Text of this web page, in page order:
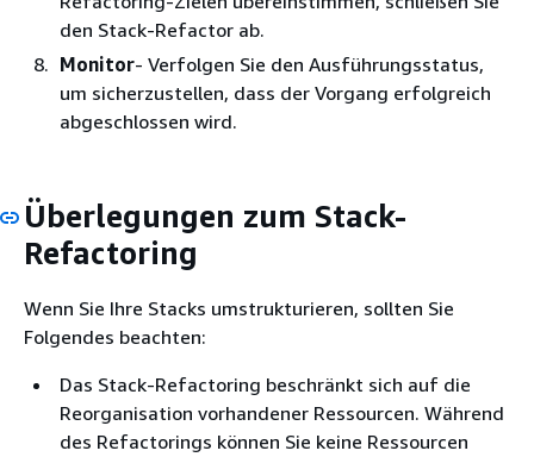
den Stack-Refactor ab.
Monitor- Verfolgen Sie den Ausführungsstatus,
um sicherzustellen, dass der Vorgang erfolgreich
abgeschlossen wird.
Überlegungen zum Stack-
Refactoring
Wenn Sie Ihre Stacks umstrukturieren, sollten Sie
Folgendes beachten:
Das Stack-Refactoring beschränkt sich auf die
Reorganisation vorhandener Ressourcen. Während
des Refactorings können Sie keine Ressourcen